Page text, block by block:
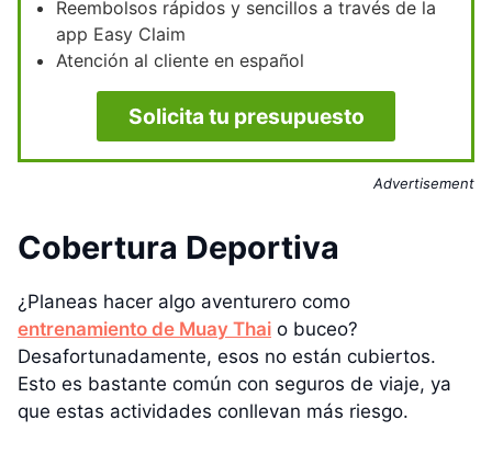
Reembolsos rápidos y sencillos a través de la
app Easy Claim
Atención al cliente en español
Solicita tu presupuesto
Advertisement
Cobertura Deportiva
¿Planeas hacer algo aventurero como
entrenamiento de Muay Thai o buceo?
Desafortunadamente, esos no están cubiertos.
Esto es bastante común con seguros de viaje, ya
que estas actividades conllevan más riesgo.